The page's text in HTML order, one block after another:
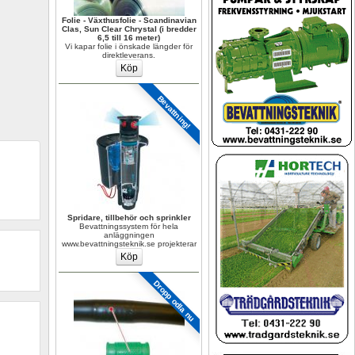
Folie - Växthusfolie - Scandinavian
Clas, Sun Clear Chrystal (i bredder
6,5 till 16 meter)
Vi kapar folie i önskade längder för
direktleverans.
Bevattning!
Spridare, tillbehör och sprinkler
Bevattningssystem för hela
anläggningen
www.bevattningsteknik.se projekterar
Dropp odla nu